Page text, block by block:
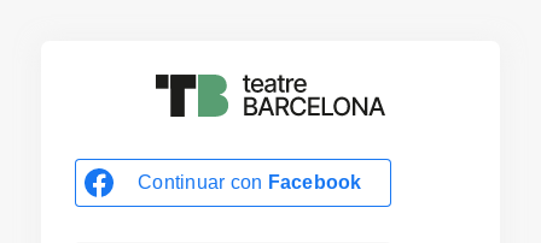
Continuar con Facebook